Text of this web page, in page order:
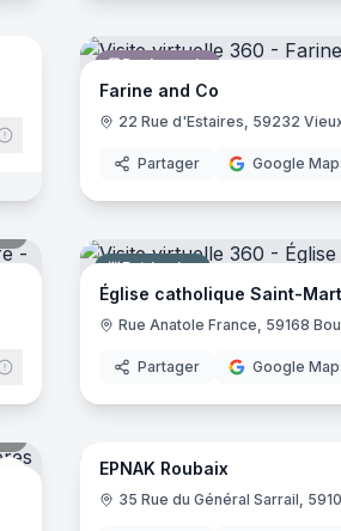
Quiz room Boulangerie
Farine and Co
22 Rue d'Estaires, 59232
Partager Google
Patrimoine
Église catholique Saint-
Rue Anatole France, 59168
Partager Google
emeis Établissement Spécialisé
EPNAK Roubaix
35 Rue du Général Sarrail,